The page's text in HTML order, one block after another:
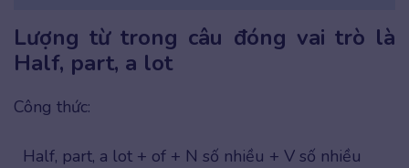
Lượng từ trong câu đóng vai trò là
Half, part, a lot
Công thức:
Half, part, a lot + of + N số nhiều + V số nhiều